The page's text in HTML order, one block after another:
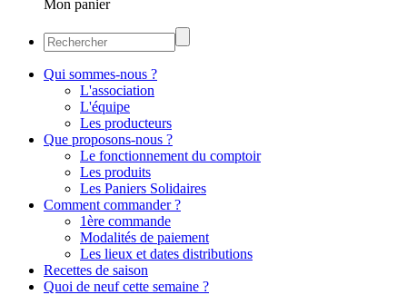
Mon panier
Qui sommes-nous ?
L'association
L'équipe
Les producteurs
Que proposons-nous ?
Le fonctionnement du comptoir
Les produits
Les Paniers Solidaires
Comment commander ?
1ère commande
Modalités de paiement
Les lieux et dates distributions
Recettes de saison
Quoi de neuf cette semaine ?